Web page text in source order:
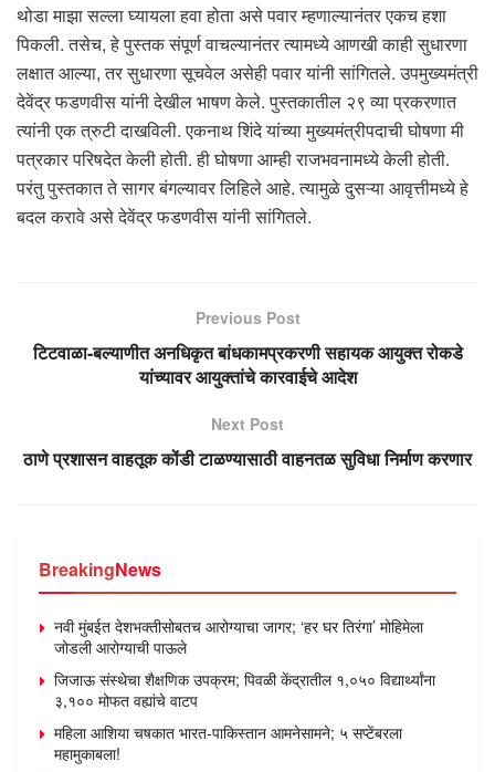
थोडा माझा सल्ला घ्यायला हवा होता असे पवार म्हणाल्यानंतर एकच हशा
पिकली. तसेच, हे पुस्तक संपूर्ण वाचल्यानंतर त्यामध्ये आणखी काही सुधारणा
लक्षात आल्या, तर सुधारणा सूचवेल असेही पवार यांनी सांगितले. उपमुख्यमंत्री
देवेंद्र फडणवीस यांनी देखील भाषण केले. पुस्तकातील २९ व्या प्रकरणात
त्यांनी एक त्रुटी दाखविली. एकनाथ शिंदे यांच्या मुख्यमंत्रीपदाची घोषणा मी
पत्रकार परिषदेत केली होती. ही घोषणा आम्ही राजभवनामध्ये केली होती.
परंतु पुस्तकात ते सागर बंगल्यावर लिहिले आहे. त्यामुळे दुसऱ्या आवृत्तीमध्ये हे
बदल करावे असे देवेंद्र फडणवीस यांनी सांगितले.
Previous Post
टिटवाळा-बल्याणीत अनधिकृत बांधकामप्रकरणी सहायक आयुक्त रोकडे
यांच्यावर आयुक्तांचे कारवाईचे आदेश
Next Post
ठाणे प्रशासन वाहतूक कोंडी टाळण्यासाठी वाहनतळ सुविधा निर्माण करणार
BreakingNews
नवी मुंबईत देशभक्तीसोबतच आरोग्याचा जागर; ‘हर घर तिरंगा’ मोहिमेला
जोडली आरोग्याची पाऊले
जिजाऊ संस्थेचा शैक्षणिक उपक्रम; पिवळी केंद्रातील १,०५० विद्यार्थ्यांना
३,१०० मोफत वह्यांचे वाटप
महिला आशिया चषकात भारत-पाकिस्तान आमनेसामने; ५ सप्टेंबरला
महामुकाबला!